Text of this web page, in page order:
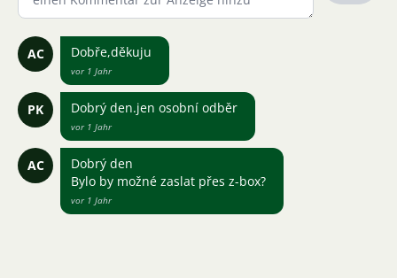
AC Dobře,děkuju
vor 1 Jahr
PK Dobrý den.jen osobní odběr
vor 1 Jahr
AC
Dobrý den
Bylo by možné zaslat přes z-box?
vor 1 Jahr